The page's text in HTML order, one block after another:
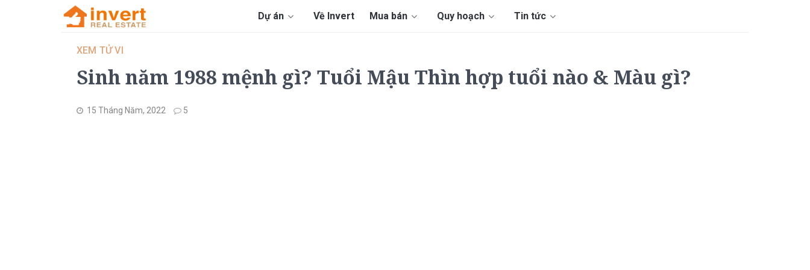
Dự án Về Invert Mua bán Quy hoạch Tin tức
XEM TỬ VI
Sinh năm 1988 mệnh gì? Tuổi Mậu Thìn hợp tuổi nào & Màu gì?
15 Tháng Năm, 2022 5